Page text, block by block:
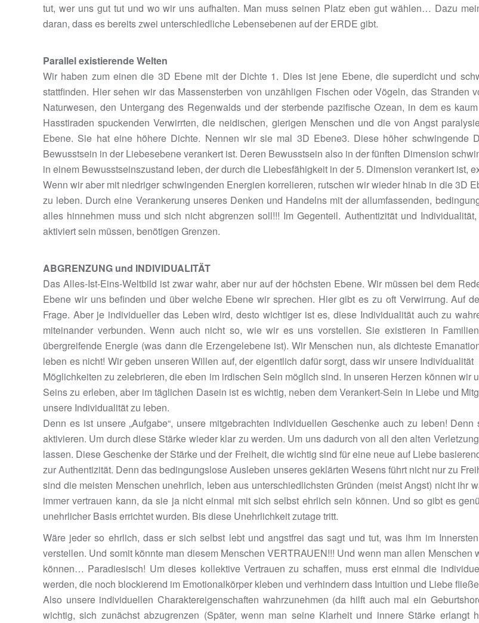
tut, wer uns gut tut und wo wir uns aufhalten. Man muss seinen Platz eben gut wählen… Dazu
daran, dass es bereits zwei unterschiedliche Lebensebenen auf der ERDE gibt.
Parallel existierende Welten
Wir haben zum einen die 3D Ebene mit der Dichte 1. Dies ist jene Ebene, die superdicht und
stattfinden. Hier sehen wir das Massensterben von unzähligen Fischen oder Vögeln, das
Naturwesen, den Untergang des Regenwalds und der sterbende pazifische Ozean, in dem es
Hasstiraden spuckenden Verwirrten, die neidischen, gierigen Menschen und die von Angst
Ebene. Sie hat eine höhere Dichte. Nennen wir sie mal 3D Ebene3. Diese höher schwingende
Bewusstsein in der Liebesebene verankert ist. Deren Bewusstsein also in der fünften Dimension
in einem Bewusstseinszustand leben, der durch die Liebesfähigkeit in der 5. Dimension verankert ist,
Wenn wir aber mit niedriger schwingenden Energien korrelieren, rutschen wir wieder hinab in die 3D
zu leben. Durch eine Verankerung unseres Denken und Handelns mit der allumfassenden,
alles hinnehmen muss und sich nicht abgrenzen soll!!! Im Gegenteil. Authentizität und
aktiviert sein müssen, benötigen Grenzen.
ABGRENZUNG und INDIVIDUALITÄT
Das Alles-Ist-Eins-Weltbild ist zwar wahr, aber nur auf der höchsten Ebene. Wir müssen bei dem
Ebene wir uns befinden und über welche Ebene wir sprechen. Hier gibt es zu oft Verwirrung. Auf
Frage. Aber je individueller das Leben wird, desto wichtiger ist es, diese Individualität auch zu
miteinander verbunden. Wenn auch nicht so, wie wir es uns vorstellen. Sie existieren in
übergreifende Energie (was dann die Erzengelebene ist). Wir Menschen nun, als dichteste
leben es nicht! Wir geben unseren Willen auf, der eigentlich dafür sorgt, dass wir unsere
Möglichkeiten zu zelebrieren, die eben im irdischen Sein möglich sind. In unseren Herzen können
Seins zu erleben, aber im täglichen Dasein ist es wichtig, neben dem Verankert-Sein in Liebe und
unsere Individualität zu leben.
Denn es ist unsere „Aufgabe“, unsere mitgebrachten individuellen Geschenke auch zu leben!
aktivieren. Um durch diese Stärke wieder klar zu werden. Um uns dadurch von all den alten
lassen. Diese Geschenke der Stärke und der Freiheit, die wichtig sind für eine neue auf Liebe
zur Authentizität. Denn das bedingungslose Ausleben unseres geklärten Wesens führt nicht nur zu
sind die meisten Menschen unehrlich, leben aus unterschiedlichsten Gründen (meist Angst) nicht ihr
immer vertrauen kann, da sie ja nicht einmal mit sich selbst ehrlich sein können. Und so gibt es
unehrlicher Basis errichtet wurden. Bis diese Unehrlichkeit zutage tritt.
Wäre jeder so ehrlich, dass er sich selbst lebt und angstfrei das sagt und tut, was ihm im
verstellen. Und somit könnte man diesem Menschen VERTRAUEN!!! Und wenn man allen
können… Paradiesisch! Um dieses kollektive Vertrauen zu schaffen, muss erst einmal die
werden, die noch blockierend im Emotionalkörper kleben und verhindern dass Intuition und Liebe
Also unsere individuellen Charaktereigenschaften wahrzunehmen (da hilft auch mal ein
wichtig, sich zunächst abzugrenzen (Später, wenn man seine Klarheit und innere Stärke